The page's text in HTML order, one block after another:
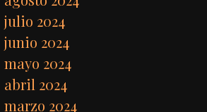
julio 2024
junio 2024
mayo 2024
abril 2024
marzo 2024